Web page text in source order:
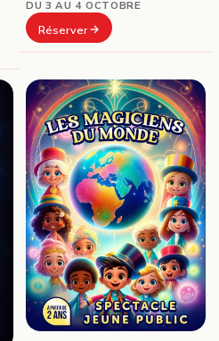
DU 3 AU 4 OCTOBRE
Réserver